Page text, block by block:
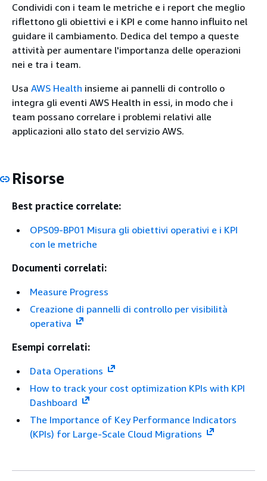
Condividi con i team le metriche e i report che meglio
riflettono gli obiettivi e i KPI e come hanno influito nel
guidare il cambiamento. Dedica del tempo a queste
attività per aumentare l'importanza delle operazioni
nei e tra i team.
Usa AWS Health insieme ai pannelli di controllo o
integra gli eventi AWS Health in essi, in modo che i
team possano correlare i problemi relativi alle
applicazioni allo stato del servizio AWS.
Risorse
Best practice correlate:
OPS09-BP01 Misura gli obiettivi operativi e i KPI
con le metriche
Documenti correlati:
Measure Progress
Creazione di pannelli di controllo per visibilità
operativa
Esempi correlati:
Data Operations
How to track your cost optimization KPIs with KPI
Dashboard
The Importance of Key Performance Indicators
(KPIs) for Large-Scale Cloud Migrations